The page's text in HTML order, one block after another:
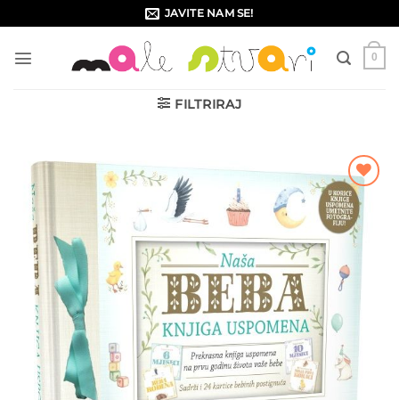
to
content
JAVITE NAM SE!
0
FILTRIRAJ
Dodajte
na listu
želja